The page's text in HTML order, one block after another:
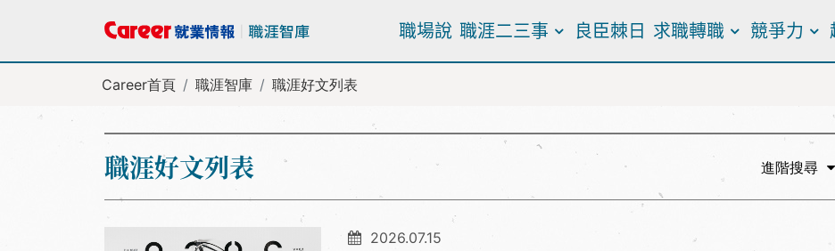
職場說 職涯二三事 良臣棘日 求職轉職 競爭力
Career首頁 職涯智庫 職涯好文列表
職涯好文列表 進階搜尋
2026.07.15